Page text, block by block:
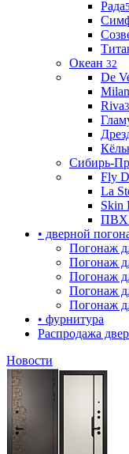
Рада5
Океан 32
De
Riva3
Сибирь-
Fly
La
Skin
ПВХ
• дверной
Погонаж
Погонаж
Погонаж
Погонаж
Погонаж
• фурнитура
Распродажа
Новости